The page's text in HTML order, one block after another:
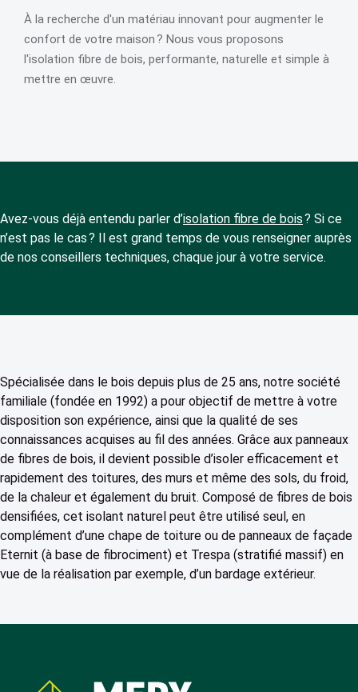
À la recherche d'un matériau innovant pour augmenter le
confort de votre maison ? Nous vous proposons
l'isolation fibre de bois, performante, naturelle et simple à
mettre en œuvre.
Avez-vous déjà entendu parler d’isolation fibre de bois? Si ce
n’est pas le cas ? Il est grand temps de vous renseigner auprès
de nos conseillers techniques, chaque jour à votre service.
Spécialisée dans le bois depuis plus de 25 ans, notre société
familiale (fondée en 1992) a pour objectif de mettre à votre
disposition son expérience, ainsi que la qualité de ses
connaissances acquises au fil des années. Grâce aux panneaux
de fibres de bois, il devient possible d’isoler efficacement et
rapidement des toitures, des murs et même des sols, du froid,
de la chaleur et également du bruit. Composé de fibres de bois
densifiées, cet isolant naturel peut être utilisé seul, en
complément d’une chape de toiture ou de panneaux de façade
Eternit (à base de fibrociment) et Trespa (stratifié massif) en
vue de la réalisation par exemple, d’un bardage extérieur.